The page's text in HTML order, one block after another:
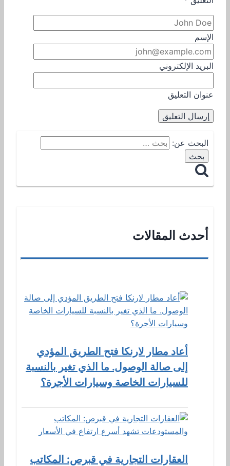
الإسم
البريد الإلكتروني
عنوان التعليق
البحث عن:
أحدث المقالات
أعاد مطار لارنكا فتح الطريق المؤدي
إلى صالة الوصول. ما الذي تغير بالنسبة
للسيارات الخاصة وسيارات الأجرة؟
العقارات التجارية في قبرص: المكاتب